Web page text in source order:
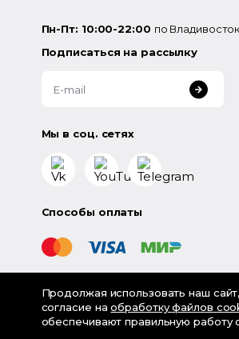
Пн-Пт: 10:00-22:00 по
Подписаться на рассылку
Мы в соц. сетях
Способы оплаты
©2026«LampsShop» - интернет-
светильников
Продолжая использовать наш
согласие наобработку файлов
обеспечивают правильную работу